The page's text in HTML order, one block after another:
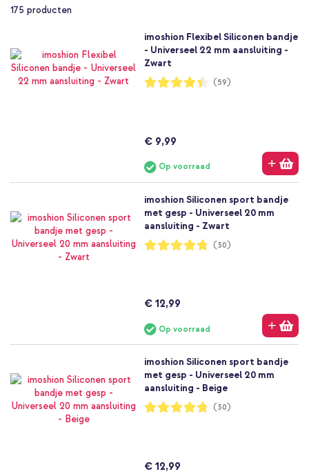
175 producten
imoshion Flexibel Siliconen bandje
- Universeel 22 mm aansluiting -
Zwart
Waardering:
89%
(59)
€ 9,99
Op voorraad
imoshion Siliconen sport bandje
met gesp - Universeel 20 mm
aansluiting - Zwart
Waardering:
95%
(30)
€ 12,99
Op voorraad
imoshion Siliconen sport bandje
met gesp - Universeel 20 mm
aansluiting - Beige
Waardering:
95%
(30)
€ 12,99